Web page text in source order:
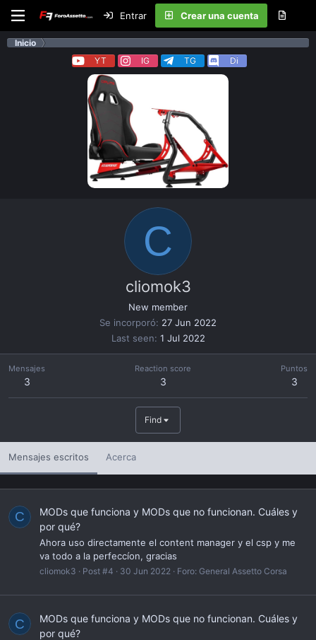
Entrar Crear una cuenta
Inicio
YT
IG TG Di
C
cliomok3
New member
Se incorporó
27 Jun 2022
Last seen 1 Jul 2022
Mensajes
3
Reaction score
3
Puntos
3
Find
Mensajes escritos Acerca
C
MODs que funciona y MODs que no funcionan. Cuáles y
por qué?
Ahora uso directamente el content manager y el csp y me
va todo a la perfeccíon, gracias
cliomok3 Post #4 30 Jun 2022 Foro: General Assetto Corsa
C
MODs que funciona y MODs que no funcionan. Cuáles y
por qué?